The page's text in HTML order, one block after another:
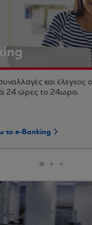
και έλεγχος
24 ώρες το 24ωρο.
το e-Banking